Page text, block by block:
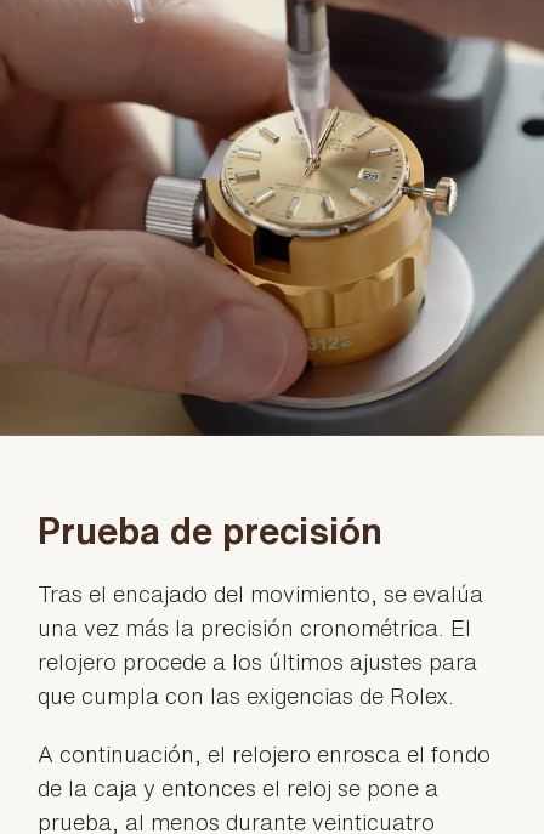
Prueba de precisión
Tras el encajado del movimiento, se evalúa
una vez más la precisión cronométrica. El
relojero procede a los últimos ajustes para
que cumpla con las exigencias de Rolex.
A continuación, el relojero enrosca el fondo
de la caja y entonces el reloj se pone a
prueba, al menos durante veinticuatro